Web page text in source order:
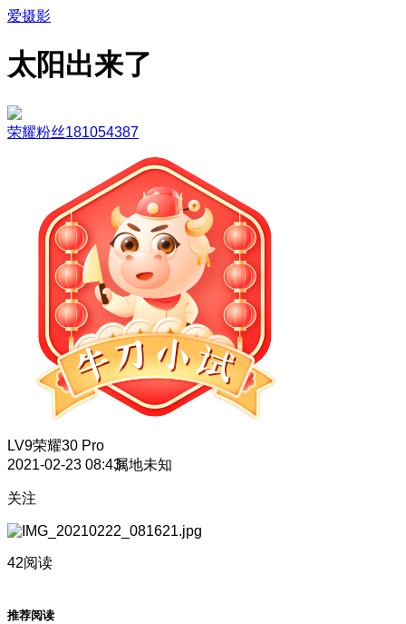
爱摄影
太阳出来了
荣耀粉丝181054387
LV9荣耀30 Pro
2021-02-23 08:43属地未知
关注
42阅读
推荐阅读